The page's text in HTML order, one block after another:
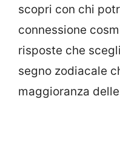
scopri con chi
connessione
risposte che
segno zodiacale
maggioranza